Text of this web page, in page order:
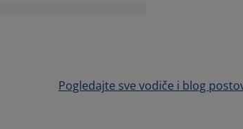
Pogledajte sve vodiče i blog